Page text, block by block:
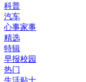
科普
汽车
心事家事
精选
特辑
早报校园
热门
生活贴士